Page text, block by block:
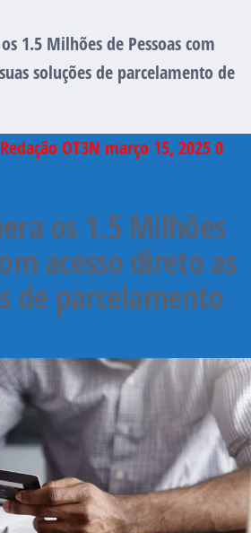
1.5 Milhões de Pessoas com
soluções de parcelamento de
Redação OT3N março 15, 20250
os 1.5 Milhões
acesso direto as
de parcelamento